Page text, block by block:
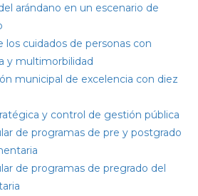
arándano en un escenario de
los cuidados de personas con
y multimorbilidad
municipal de excelencia con diez
y control de gestión pública
de programas de pre y postgrado
de programas de pregrado del